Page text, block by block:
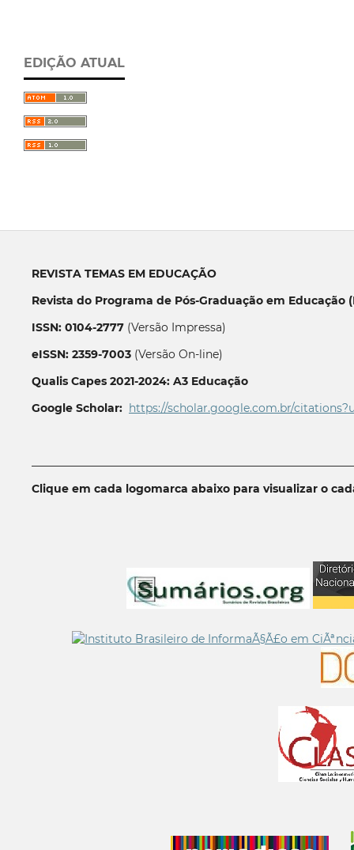
EDIÇÃO ATUAL
REVISTA TEMAS EM EDUCAÇÃO
Revista do Programa de Pós-Graduação em Educação
ISSN: 0104-2777(Versão Impressa)
eISSN: 2359-7003(Versão On-line)
Qualis Capes 2021-2024: A3 Educação
Google Scholar: https://scholar.google.com.br/
Clique em cada logomarca abaixo para visualizar o